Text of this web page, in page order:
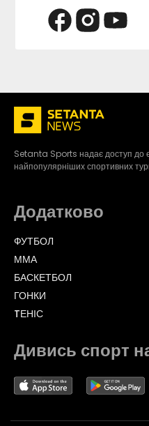
Setanta Sports надає доступ до
найпопулярніших спортивних
Додатково
ФУТБОЛ
ММА
БАСКЕТБОЛ
ГОНКИ
TЕНІС
Дивись спорт